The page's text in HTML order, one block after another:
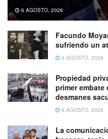
6 AGOSTO, 2026
Facundo
sufriendo un
6 AGOSTO, 2026
Propiedad
primer embate
desmanes
6 AGOSTO, 2026
La